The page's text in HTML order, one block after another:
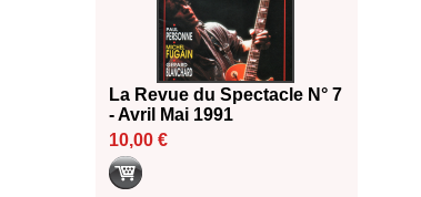
La Revue du Spectacle N° 7
- Avril Mai 1991
10,00 €